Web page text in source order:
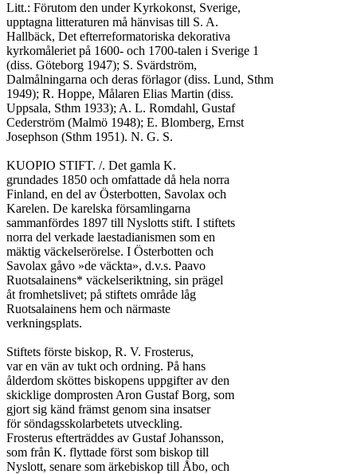
Litt.: Förutom den under Kyrkokonst, Sverige,
upptagna litteraturen må hänvisas till S. A.
Hallbäck, Det efterreformatoriska dekorativa
kyrkomåleriet på 1600- och 1700-talen i Sverige 1
(diss. Göteborg 1947); S. Svärdström,
Dalmålningarna och deras förlagor (diss. Lund, Sthm
1949); R. Hoppe, Målaren Elias Martin (diss.
Uppsala, Sthm 1933); A. L. Romdahl, Gustaf
Cederström (Malmö 1948); E. Blomberg, Ernst
Josephson (Sthm 1951). N. G. S.
KUOPIO STIFT. /. Det gamla K.
grundades 1850 och omfattade då hela norra
Finland, en del av Österbotten, Savolax och
Karelen. De karelska församlingarna
sammanfördes 1897 till Nyslotts stift. I stiftets
norra del verkade laestadianismen som en
mäktig väckelserörelse. I Österbotten och
Savolax gåvo »de väckta», d.v.s. Paavo
Ruotsalainens* väckelseriktning, sin prägel
åt fromhetslivet; på stiftets område låg
Ruotsalainens hem och närmaste
verkningsplats.
Stiftets förste biskop, R. V. Frosterus,
var en vän av tukt och ordning. På hans
ålderdom sköttes biskopens uppgifter av den
skicklige domprosten Aron Gustaf Borg, som
gjort sig känd främst genom sina insatser
för söndagsskolarbetets utveckling.
Frosterus efterträddes av Gustaf Johansson,
som från K. flyttade först som biskop till
Nyslott, senare som ärkebiskop till Åbo, och